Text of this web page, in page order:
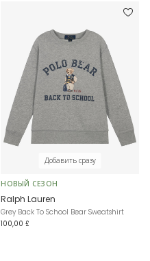
Добавить сразу
НОВЫЙ СЕЗОН
Ralph Lauren
Grey Back To School Bear Sweatshirt
100,00 £